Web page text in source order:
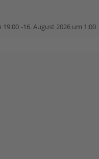
19:00 -16. August 2026 um 1:00